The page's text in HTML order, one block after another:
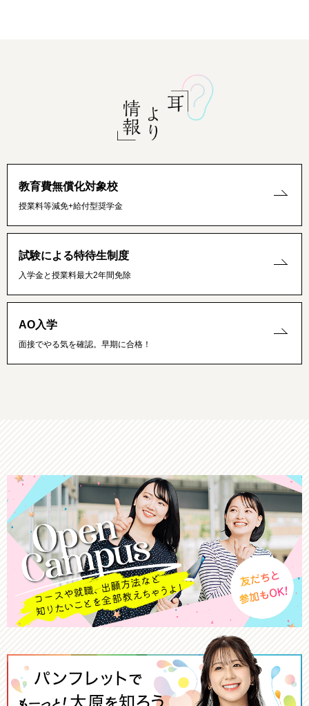
教育費無償化対象校
授業料等減免+給付型奨学金
試験による特待生制度
入学金と授業料最大2年間免除
AO入学
面接でやる気を確認。早期に合格！